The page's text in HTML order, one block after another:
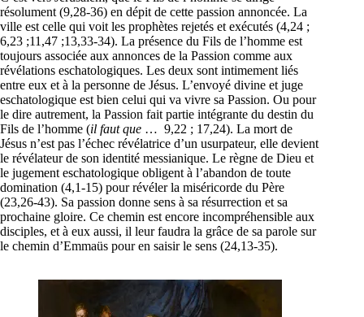
résolument (9,28-36) en dépit de cette passion annoncée. La
ville est celle qui voit les prophètes rejetés et exécutés (4,24 ;
6,23 ;11,47 ;13,33-34). La présence du Fils de l’homme est
toujours associée aux annonces de la Passion comme aux
révélations eschatologiques. Les deux sont intimement liés
entre eux et à la personne de Jésus. L’envoyé divine et juge
eschatologique est bien celui qui va vivre sa Passion. Ou pour
le dire autrement, la Passion fait partie intégrante du destin du
Fils de l’homme (il faut que … 9,22 ; 17,24). La mort de
Jésus n’est pas l’échec révélatrice d’un usurpateur, elle devient
le révélateur de son identité messianique. Le règne de Dieu et
le jugement eschatologique obligent à l’abandon de toute
domination (4,1-15) pour révéler la miséricorde du Père
(23,26-43). Sa passion donne sens à sa résurrection et sa
prochaine gloire. Ce chemin est encore incompréhensible aux
disciples, et à eux aussi, il leur faudra la grâce de sa parole sur
le chemin d’Emmaüs pour en saisir le sens (24,13-35).